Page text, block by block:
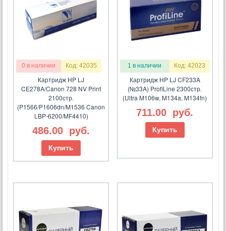
0 в наличии Код: 42035
Картридж HP LJ
CE278A/Canon 728 NV Print
2100стр.
(P1566/P1606dn/M1536 Canon
LBP-6200/MF4410)
486.00 руб.
Купить
1 в наличии Код: 42023
Картридж HP LJ CF233A
(№33A) ProfiLine 2300стр.
(Ultra M106w, M134a, M134fn)
711.00 руб.
Купить